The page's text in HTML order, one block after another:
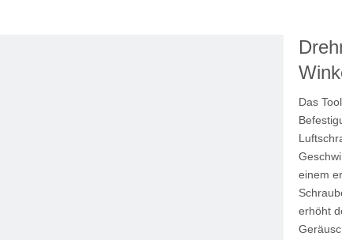
Das
einem
erhöht